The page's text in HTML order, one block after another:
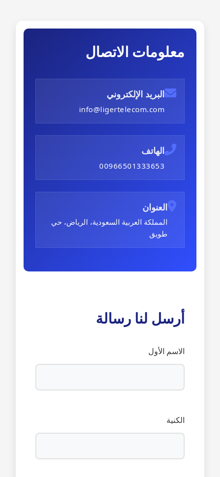
معلومات الاتصال
البريد الإلكتروني
info@ligertelecom.com
الهاتف
00966501333653
العنوان
المملكة العربية السعودية، الرياض، حي
طويق
أرسل لنا رسالة
الاسم الأول
الكنية